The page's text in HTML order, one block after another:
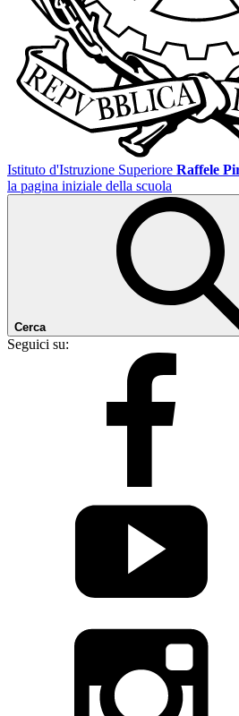
Istituto d'Istruzione Superiore Raffele
la pagina iniziale della scuola
Cerca
Seguici su: